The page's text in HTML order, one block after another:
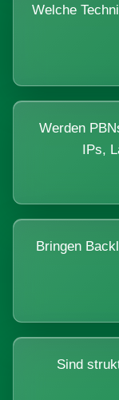
Welche
Werden
IPs,
Bringen
Sind